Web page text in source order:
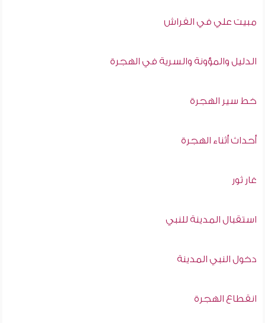
مبيت علي في الفراش
الدليل والمؤونة والسرية في الهجرة
خط سير الهجرة
أحداث أثناء الهجرة
غار ثور
استقبال المدينة للنبي
دخول النبي المدينة
انقطاع الهجرة